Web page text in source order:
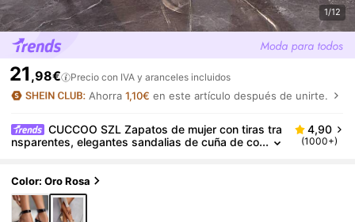
1/12
21 ,98€ Precio con IVA y aranceles incluidos
Ahorra1,10€ en este artículo después de unirte.
CUCCOO SZL Zapatos de mujer con tiras tra
nsparentes, elegantes sandalias de cuña de co
"baddie", chic y atractiva, para Navidad, disco, sali
da nocturna, otoño, Año Nuevo, San Valentín.
4,90
(1000+)
Color: Oro Rosa